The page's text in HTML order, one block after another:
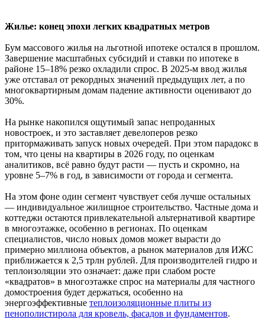
Жилье: конец эпохи легких квадратных метров
Бум массового жилья на льготной ипотеке остался в прошлом.
Завершение масштабных субсидий и ставки по ипотеке в
районе 15–18% резко охладили спрос. В 2025-м ввод жилья
уже отставал от рекордных значений предыдущих лет, а по
многоквартирным домам падение активности оценивают до
30%.
На рынке накопился ощутимый запас непроданных
новостроек, и это заставляет девелоперов резко
притормаживать запуск новых очередей. При этом парадокс в
том, что цены на квартиры в 2026 году, по оценкам
аналитиков, всё равно будут расти — пусть и скромно, на
уровне 5–7% в год, в зависимости от города и сегмента.
На этом фоне один сегмент чувствует себя лучше остальных
— индивидуальное жилищное строительство. Частные дома и
коттеджи остаются привлекательной альтернативой квартире
в многоэтажке, особенно в регионах. По оценкам
специалистов, число новых домов может вырасти до
примерно миллиона объектов, а рынок материалов для ИЖС
приближается к 2,5 трлн рублей. Для производителей гидро и
теплоизоляции это означает: даже при слабом росте
«квадратов» в многоэтажке спрос на материалы для частного
домостроения будет держаться, особенно на
энергоэффективные теплоизоляционные плиты из
пенополистирола для кровель, фасадов и фундаментов.